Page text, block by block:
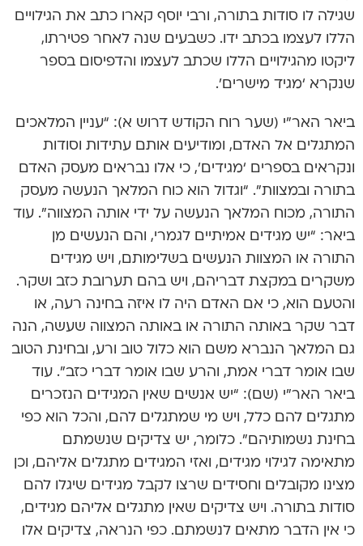
שגילה לו סודות בתורה, ורבי יוסף קארו כתב את הגילויים
הללו לעצמו בכתב ידו. כשבעים שנה לאחר פטירתו,
ליקטו מהגילויים הללו שכתב לעצמו והדפיסום בספר
שנקרא ‘מגיד מישרים’.
ביאר האר”י (שער רוח הקודש דרוש א): “עניין המלאכים
המתגלים אל האדם, ומודיעים אותם עתידות וסודות
ונקראים בספרים ‘מגידים’, כי אלו נבראים מעסק האדם
בתורה ובמצוות”. “וגדול הוא כוח המלאך הנעשה מעסק
התורה, מכוח המלאך הנעשה על ידי אותה המצווה”. עוד
ביאר: “יש מגידים אמיתיים לגמרי, והם הנעשים מן
התורה או המצוות הנעשים בשלימותם, ויש מגידים
משקרים במקצת דבריהם, ויש בהם תערובת כזב ושקר.
והטעם הוא, כי אם האדם היה לו איזה בחינה רעה, או
דבר שקר באותה התורה או באותה המצווה שעשה, הנה
גם המלאך הנברא משם הוא כלול טוב ורע, ובחינת הטוב
שבו אומר דברי אמת, והרע שבו אומר דברי כזב”. עוד
ביאר האר”י (שם): “יש אנשים שאין המגידים הנזכרים
מתגלים להם כלל, ויש מי שמתגלים להם, והכל הוא כפי
בחינת נשמותיהם”. כלומר, יש צדיקים שנשמתם
מתאימה לגילוי מגידים, ואזי המגידים מתגלים אליהם, וכן
מצינו מקובלים וחסידים שרצו לקבל מגידים שיגלו להם
סודות בתורה. ויש צדיקים שאין מתגלים אליהם מגידים,
כי אין הדבר מתאים לנשמתם. כפי הנראה, צדיקים אלו